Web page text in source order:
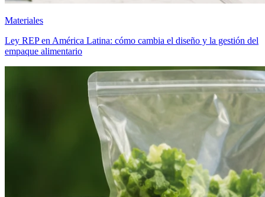
Materiales
Ley REP en América Latina: cómo cambia el diseño y la gestión del
empaque alimentario